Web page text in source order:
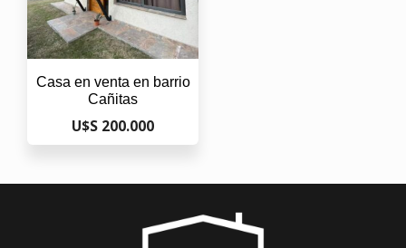
Casa en venta en barrio
Cañitas
U$S 200.000